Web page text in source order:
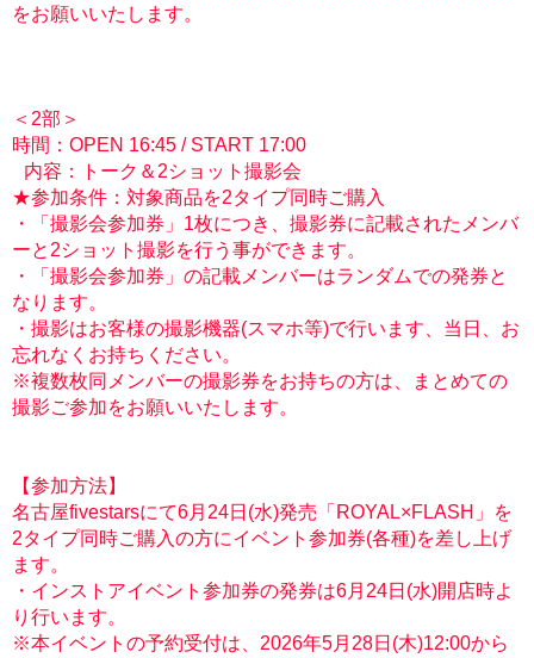
をお願いいたします。
＜2部＞
時間：OPEN 16:45 / START 17:00
内容：トーク＆2ショット撮影会
★参加条件：対象商品を2タイプ同時ご購入
・「撮影会参加券」1枚につき、撮影券に記載されたメンバ
ーと2ショット撮影を行う事ができます。
・「撮影会参加券」の記載メンバーはランダムでの発券と
なります。
・撮影はお客様の撮影機器(スマホ等)で行います、当日、お
忘れなくお持ちください。
※複数枚同メンバーの撮影券をお持ちの方は、まとめての
撮影ご参加をお願いいたします。
【参加方法】
名古屋fivestarsにて6月24日(水)発売「ROYAL×FLASH」を
2タイプ同時ご購入の方にイベント参加券(各種)を差し上げ
ます。
・インストアイベント参加券の発券は6月24日(水)開店時よ
り行います。
※本イベントの予約受付は、2026年5月28日(木)12:00から